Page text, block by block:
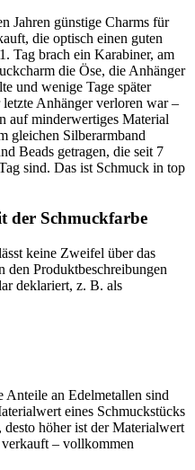
Jahren günstige Charms für
die optisch einen guten
Tag brach ein Karabiner, am
die Öse, die Anhänger
und wenige Tage später
letzte Anhänger verloren war –
auf minderwertiges Material
gleichen Silberarmband
Beads getragen, die seit 7
sind. Das ist Schmuck in top
der Schmuckfarbe
keine Zweifel über das
den Produktbeschreibungen
deklariert, z. B. als
Anteile an Edelmetallen sind
eines Schmuckstücks
desto höher ist der Materialwert
– vollkommen